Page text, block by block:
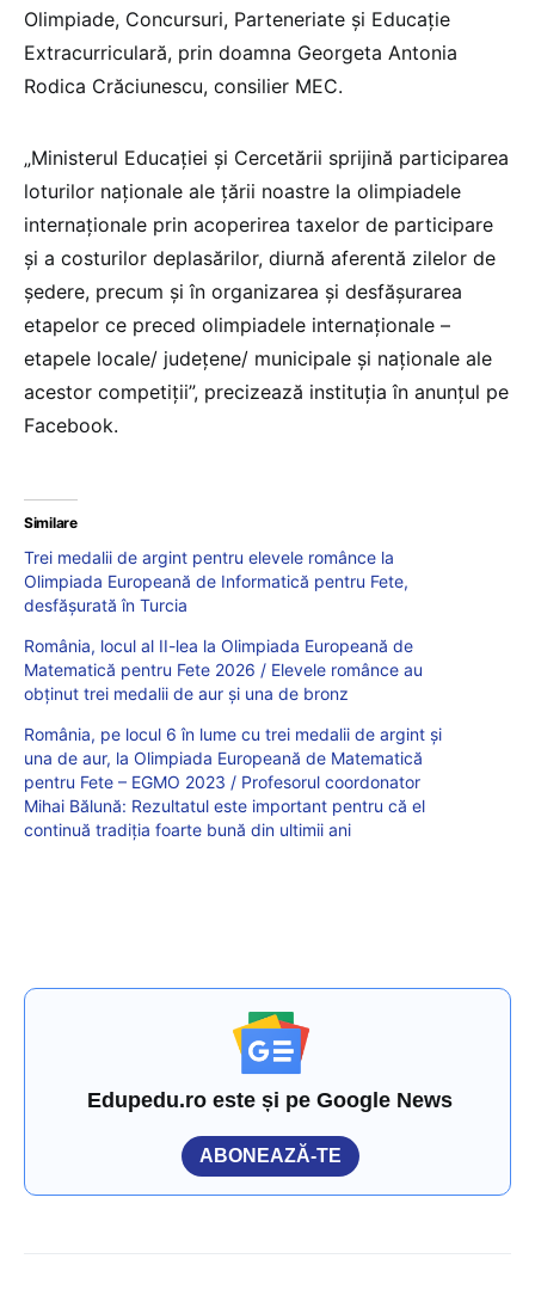
Olimpiade, Concursuri, Parteneriate și Educație
Extracurriculară, prin doamna Georgeta Antonia
Rodica Crăciunescu, consilier MEC.
„Ministerul Educației și Cercetării sprijină participarea
loturilor naționale ale țării noastre la olimpiadele
internaționale prin acoperirea taxelor de participare
și a costurilor deplasărilor, diurnă aferentă zilelor de
ședere, precum și în organizarea și desfășurarea
etapelor ce preced olimpiadele internaționale –
etapele locale/ județene/ municipale și naționale ale
acestor competiții”, precizează instituția în anunțul pe
Facebook.
Similare
Trei medalii de argint pentru elevele românce la
Olimpiada Europeană de Informatică pentru Fete,
desfășurată în Turcia
România, locul al II-lea la Olimpiada Europeană de
Matematică pentru Fete 2026 / Elevele românce au
obținut trei medalii de aur și una de bronz
România, pe locul 6 în lume cu trei medalii de argint și
una de aur, la Olimpiada Europeană de Matematică
pentru Fete – EGMO 2023 / Profesorul coordonator
Mihai Bălună: Rezultatul este important pentru că el
continuă tradiția foarte bună din ultimii ani
Edupedu.ro este și pe Google News
ABONEAZĂ-TE